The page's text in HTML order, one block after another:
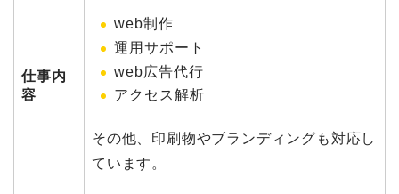
仕事内
容
web制作
運用サポート
web広告代行
アクセス解析
その他、印刷物やブランディングも対応し
ています。